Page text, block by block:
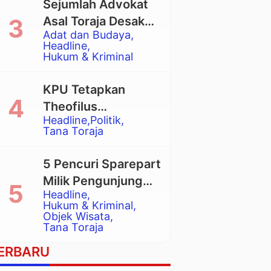
Adat dan Budaya
Headline
Hukum & Kriminal
Sejumlah Advokat
Asal Toraja Desak
Mahkamah Agung
Larang Penggunaan
Eksekusi Rumah
Adat Tongkonan
Headline Politik
Tana Toraja
KPU Tetapkan
Theofilus
Allorerung dan
Zadrak Tombe
sebagai Bupati dan
Wakil Bupati Tana
Toraja Terpilih
Headline
Hukum & Kriminal
Objek Wisata
Tana Toraja
5 Pencuri Sparepart
Milik Pengunjung
Objek Wisata
Pango-Pango
Ditangkap Polisi